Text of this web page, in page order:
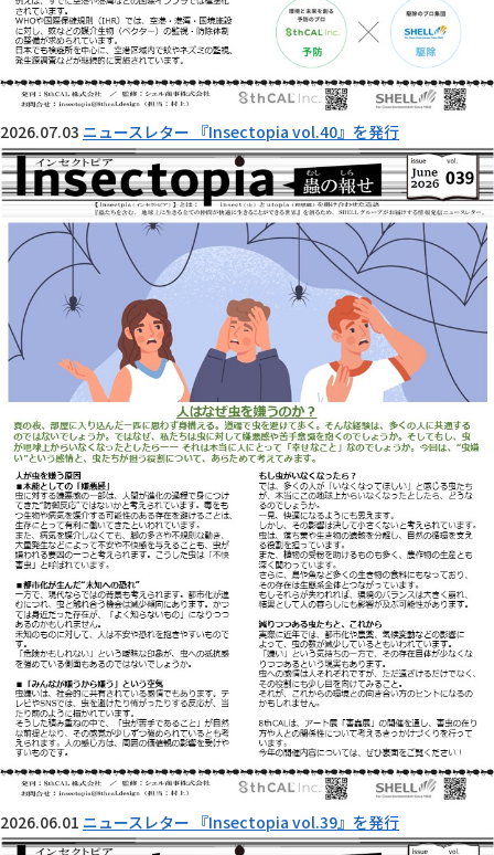
2026.07.03 ニュースレター 『Insectopia vol.40』を発行
2026.06.01 ニュースレター 『Insectopia vol.39』を発行